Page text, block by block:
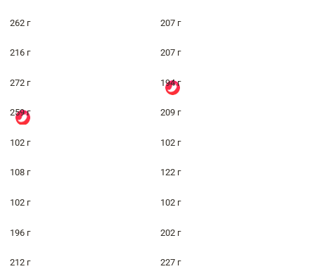
262 г 207 г
216 г 207 г
272 г 194 г
259 г 209 г
102 г 102 г
108 г 122 г
102 г 102 г
196 г 202 г
212 г 227 г